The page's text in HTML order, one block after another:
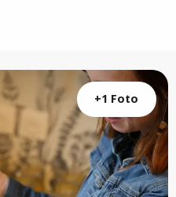
+1 Foto